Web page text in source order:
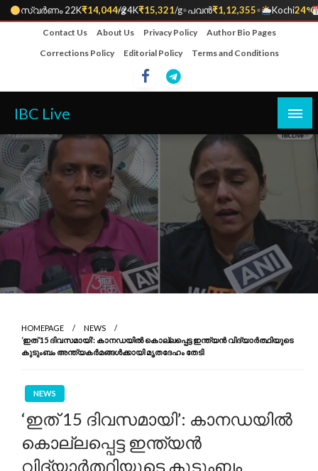
സ്വർണം 22K₹14,044/g
•24K₹15,321/g•പവൻ₹1,12,355• Kochi24°C
•
Contact Us About Us Privacy Policy
Author Bio Pages
Corrections Policy
Editorial Policy Terms and Conditions
IBC Live
HOMEPAGE
NEWS
‘ഇത് 15 ദിവസമായി’: കാനഡയിൽ കൊല്ലപ്പെട്ട ഇന്ത്യൻ വിദ്യാർത്ഥിയുടെ
കുടുംബം അന്ത്യകർമങ്ങൾക്കായി മൃതദേഹം തേടി
NEWS
‘ഇത് 15 ദിവസമായി’: കാനഡയിൽ
കൊല്ലപ്പെട്ട ഇന്ത്യൻ
വിദ്യാർത്ഥിയുടെ കുടുംബം